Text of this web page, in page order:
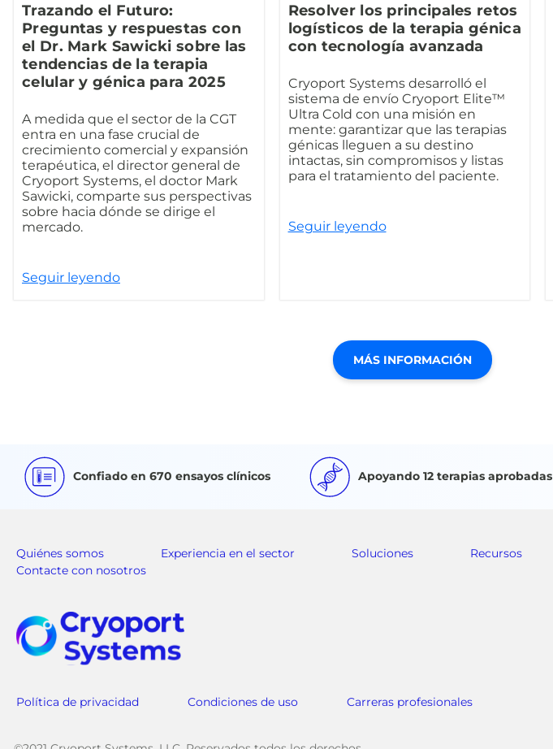
Trazando el Futuro:
Preguntas y respuestas con
el Dr. Mark Sawicki sobre las
tendencias de la terapia
celular y génica para 2025
A medida que el sector de la CGT
entra en una fase crucial de
crecimiento comercial y expansión
terapéutica, el director general de
Cryoport Systems, el doctor Mark
Sawicki, comparte sus perspectivas
sobre hacia dónde se dirige el
mercado.
Seguir leyendo
Resolver los principales retos
logísticos de la terapia génica
con tecnología avanzada
Cryoport Systems desarrolló el
sistema de envío Cryoport Elite™
Ultra Cold con una misión en
mente: garantizar que las terapias
génicas lleguen a su destino
intactas, sin compromisos y listas
para el tratamiento del paciente.
Seguir leyendo
MÁS INFORMACIÓN
Confiado en 670 ensayos clínicos Apoyando 12 terapias aprobadas
Quiénes somos Experiencia en el sector Soluciones Recursos
Contacte con nosotros
Política de privacidad Condiciones de uso Carreras profesionales